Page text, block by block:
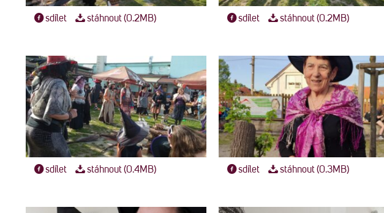
sdílet stáhnout (0.2MB) sdílet stáhnout (0.2MB)
sdílet stáhnout (0.4MB) sdílet stáhnout (0.3MB)